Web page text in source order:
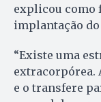
explicou como
implantação
“Existe uma
extracorpórea.
e o transfere